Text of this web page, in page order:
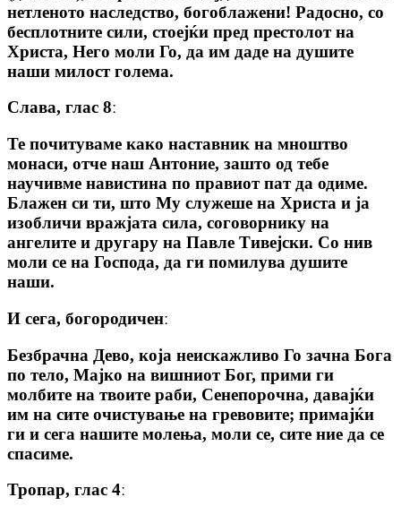
нетленото наследство, богоблажени! Радосно, со
бесплотните сили, стоејќи пред престолот на
Христа, Него моли Го, да им даде на душите
наши милост голема.
Слава, глас 8ː
Те почитуваме како наставник на мноштво
монаси, отче наш Антоние, зашто од тебе
научивме навистина по правиот пат да одиме.
Блажен си ти, што Му служеше на Христа и ја
изобличи вражјата сила, соговорнику на
ангелите и другару на Павле Тивејски. Со нив
моли се на Господа, да ги помилува душите
наши.
И сега, богородиченː
Безбрачна Дево, која неискажливо Го зачна Бога
по тело, Мајко на вишниот Бог, прими ги
молбите на твоите раби, Сенепорочна, давајќи
им на сите очистување на гревовите; примајќи
ги и сега нашите молења, моли се, сите ние да се
спасиме.
Тропар, глас 4ː